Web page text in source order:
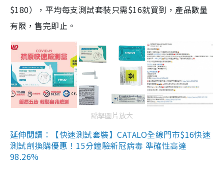
$180），平均每支測試套裝只需$16就買到，產品數量
有限，售完即止。
點擊圖片放大
延伸閱讀：【快速測試套裝】CATALO全線門市$16快速
測試劑換購優惠！15分鐘驗新冠病毒 準確性高達
98.26%